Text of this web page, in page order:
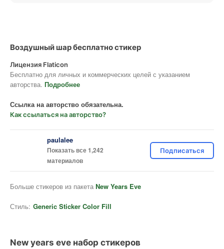
Воздушный шар бесплатно стикер
Лицензия Flaticon
Бесплатно для личных и коммерческих целей с указанием
авторства. Подробнее
Ссылка на авторство обязательна.
Как ссылаться на авторство?
paulalee
Показать все 1,242
материалов
Подписаться
Больше стикеров из пакета New Years Eve
Стиль: Generic Sticker Color Fill
New years eve набор стикеров